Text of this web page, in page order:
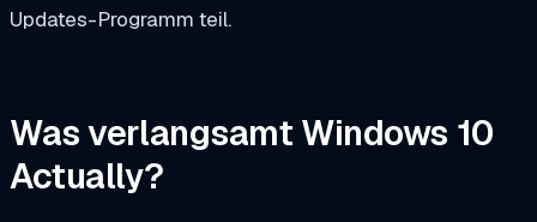
Updates-Programm teil.
Was verlangsamt Windows 10
Actually?